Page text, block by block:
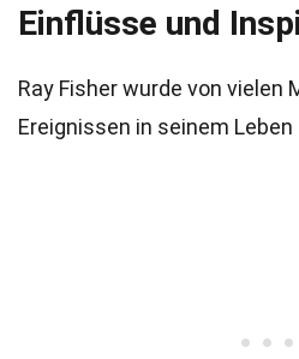
Einflüsse und
Ray Fisher wurde von vielen
Ereignissen in seinem